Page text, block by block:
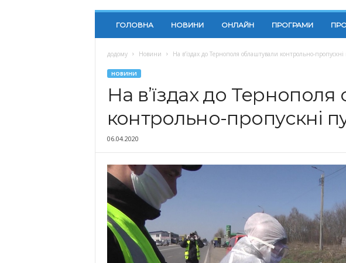
ГОЛОВНА НОВИНИ ОНЛАЙН ПРОГРАМИ
додому Новини На в’їздах до Тернополя облаштували контрольно-
НОВИНИ
На в’їздах до
контрольно-пропускні
06.04.2020